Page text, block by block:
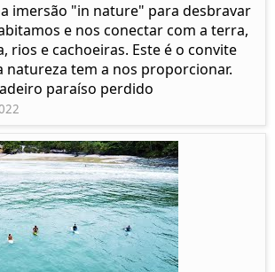
imersão "in nature" para desbravar
e nos conectar com a terra,
rios e cachoeiras. Este é o convite
natureza tem a nos proporcionar.
paraíso perdido